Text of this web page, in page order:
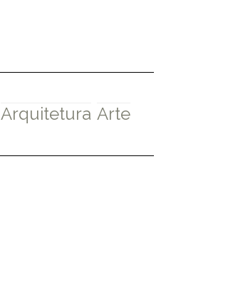
Arquitetura Arte